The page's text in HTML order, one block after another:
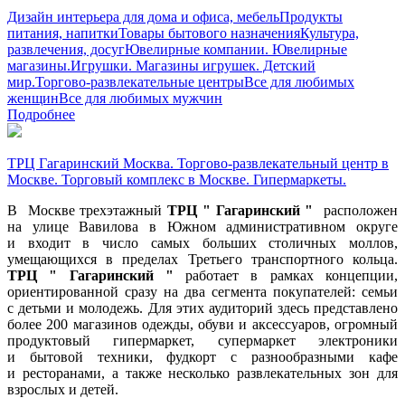
Дизайн интерьера для дома и офиса, мебельПродукты
питания, напиткиТовары бытового назначенияКультура,
развлечения, досугЮвелирные компании. Ювелирные
магазины.Игрушки. Магазины игрушек. Детский
мир.Торгово-развлекательные центрыВсе для любимых
женщинВсе для любимых мужчин
Подробнее
ТРЦ Гагаринский Москва. Торгово-развлекательный центр в
Москве. Торговый комплекс в Москве. Гипермаркеты.
В
Москве трехэтажный ТРЦ " Гагаринский "
расположен
на улице Вавилова в Южном административном округе
и входит в число самых больших столичных моллов,
умещающихся в пределах Третьего транспортного кольца.
ТРЦ " Гагаринский "
работает в рамках концепции,
ориентированной сразу на два сегмента покупателей: семьи
с детьми и молодежь. Для этих аудиторий здесь представлено
более 200 магазинов одежды, обуви и аксессуаров, огромный
продуктовый гипермаркет, супермаркет электроники
и бытовой техники, фудкорт с разнообразными кафе
и ресторанами, а также несколько развлекательных зон для
взрослых и детей.